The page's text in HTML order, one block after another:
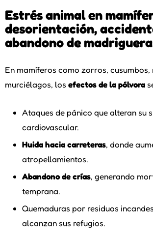
Estrés animal en
desorientación,
abandono de
En mamíferos como zorros, cusumbos,
murciélagos, los efectos de la pólvora
Ataques de pánico que alteran su
cardiovascular.
Huida hacia carreteras, donde
atropellamientos.
Abandono de crías, generando
temprana.
Quemaduras por residuos
alcanzan sus refugios.